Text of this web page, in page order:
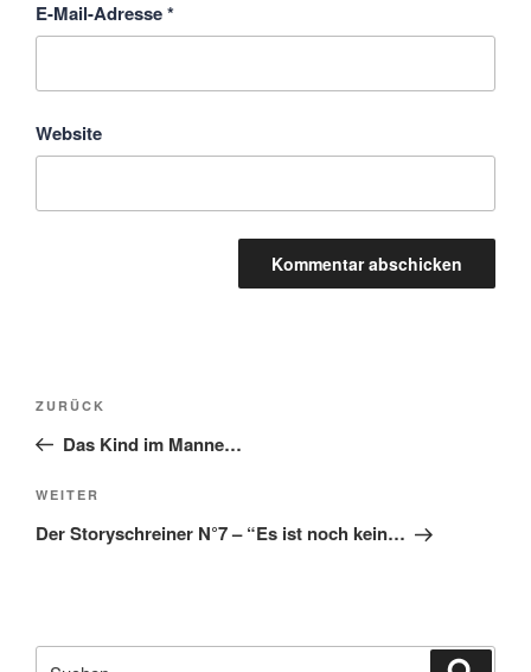
E-Mail-Adresse*
Website
Beitragsnavigation
Vorheriger
Beitrag
ZURÜCK
Das Kind im Manne…
Nächster
Beitrag
WEITER
Der Storyschreiner N°7 – “Es ist noch kein…